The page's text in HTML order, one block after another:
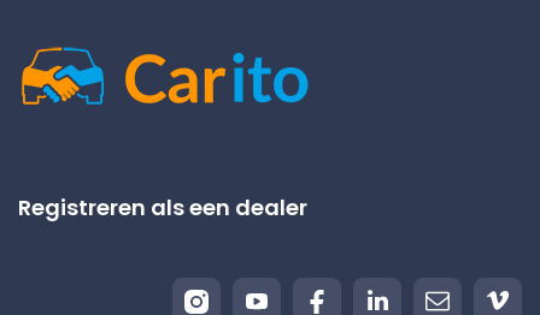
Registreren als een dealer